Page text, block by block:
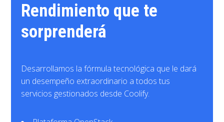
Rendimiento que te
sorprenderá
Desarrollamos la fórmula tecnológica que le dará
un desempeño extraordinario a todos tus
servicios gestionados desde Coolify.